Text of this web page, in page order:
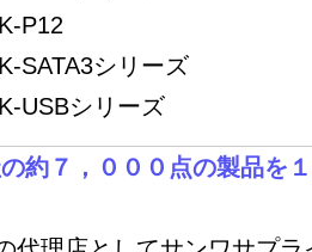
P12
SATA3シリーズ
USBシリーズ
約７，０００点の製品を